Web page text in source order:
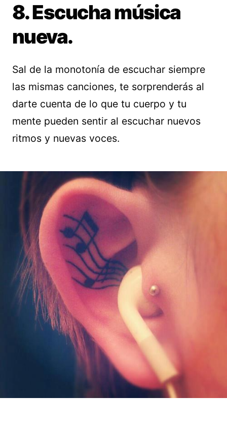
8. Escucha música
nueva.
Sal de la monotonía de escuchar siempre
las mismas canciones, te sorprenderás al
darte cuenta de lo que tu cuerpo y tu
mente pueden sentir al escuchar nuevos
ritmos y nuevas voces.